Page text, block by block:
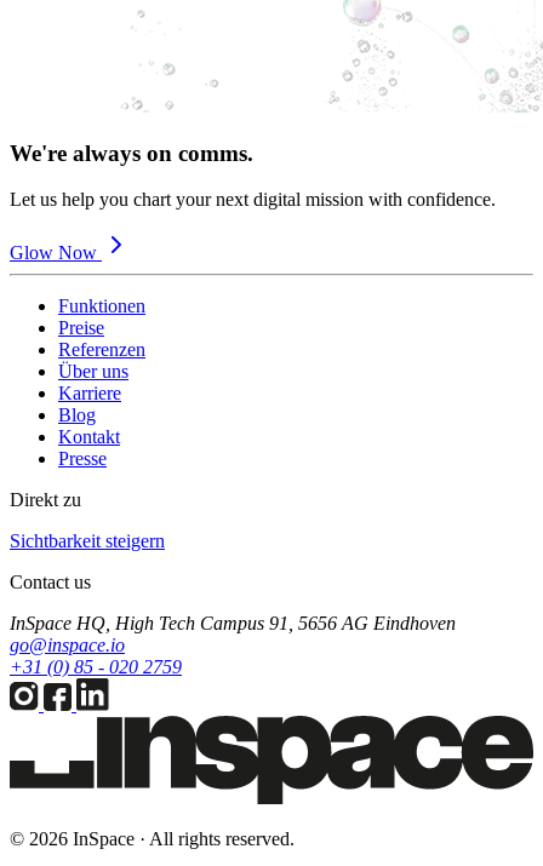
We're always on comms.
Let us help you chart your next digital mission with confidence.
Glow Now
Funktionen
Preise
Referenzen
Über uns
Karriere
Blog
Kontakt
Presse
Direkt zu
Sichtbarkeit steigern
Contact us
InSpace HQ, High Tech Campus 91, 5656 AG Eindhoven
go@inspace.io
+31 (0) 85 - 020 2759
© 2026 InSpace · All rights reserved.